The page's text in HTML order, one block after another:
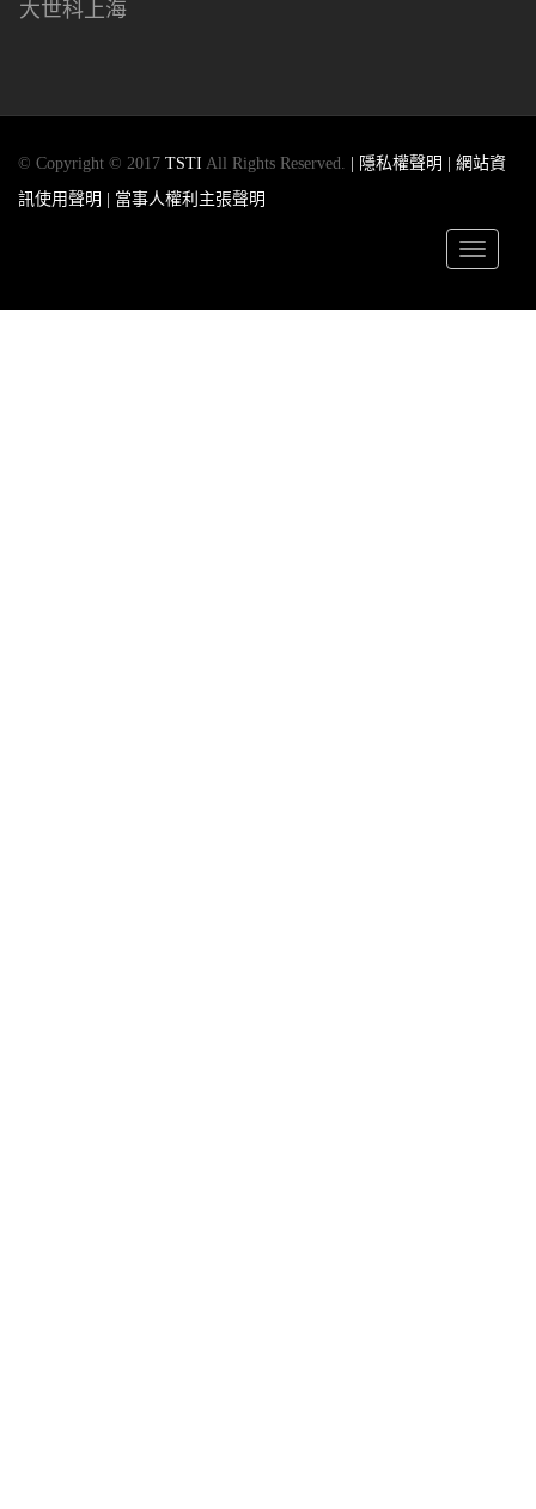
大世科上海
© Copyright © 2017 TSTI All Rights Reserved. | 隱私權聲明 | 網站資
訊使用聲明 | 當事人權利主張聲明
Toggle